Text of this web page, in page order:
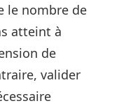
le nombre de
atteint à
de
valider